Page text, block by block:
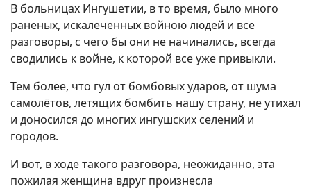
В больницах Ингушетии, в то время, было много
раненых, искалеченных войною людей и все
разговоры, с чего бы они не начинались, всегда
сводились к войне, к которой все уже привыкли.
Тем более, что гул от бомбовых ударов, от шума
самолётов, летящих бомбить нашу страну, не утихал
и доносился до многих ингушских селений и
городов.
И вот, в ходе такого разговора, неожиданно, эта
пожилая женщина вдруг произнесла